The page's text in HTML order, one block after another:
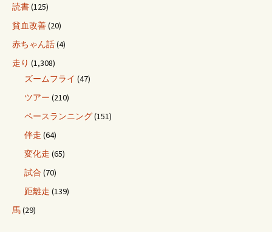
読書(125)
貧血改善(20)
赤ちゃん話(4)
走り (1,308)
ズームフライ (47)
ツアー (210)
ペースランニング(151)
伴走 (64)
変化走 (65)
試合 (70)
距離走 (139)
馬(29)